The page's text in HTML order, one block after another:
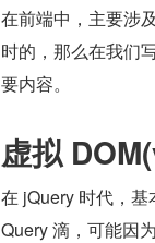
在前端中，主要涉
时的，那么在我们
要内容。
虚拟
在 jQuery 时代，
Query 滴，可能因